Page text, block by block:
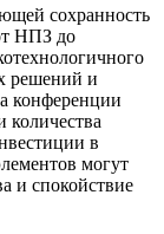
сохранность
НПЗ до
решений и
конференции
количества
в
могут
и спокойствие